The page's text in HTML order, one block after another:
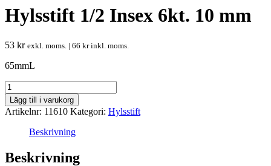
Hylsstift 1/2 Insex 6kt. 10 mm
53 kr exkl. moms. | 66 krinkl. moms.
65mmL
Hylsstift
1/2
Insex
6kt.
mängd
Lägg till i varukorg
Artikelnr: 11610 Kategori: Hylsstift
Beskrivning
Beskrivning